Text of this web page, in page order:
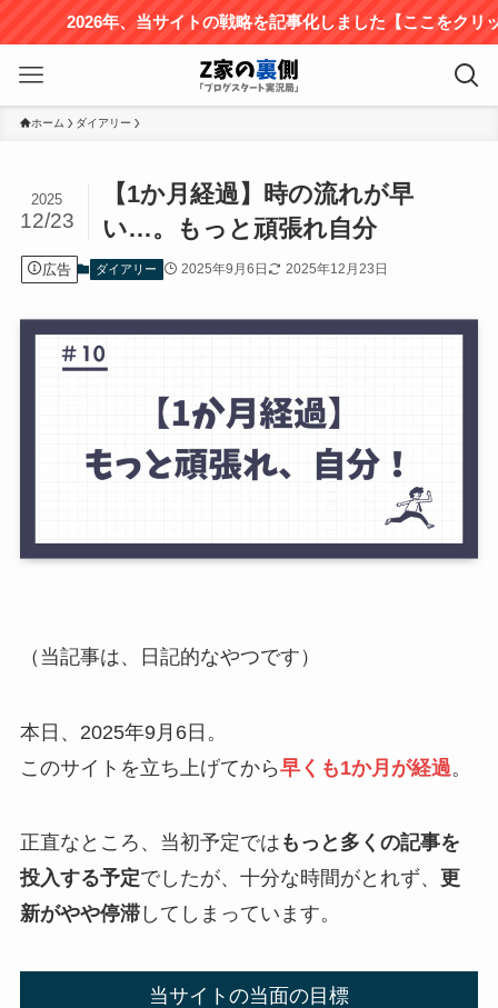
2026年、当サイトの戦略を記事化しました【ここをクリック
ホーム ダイアリー
【1か月経過】時の流れが早
い…。もっと頑張れ自分
2025
12/23
広告 ダイアリー 2025年9月6日 2025年12月23日
（当記事は、日記的なやつです）
本日、2025年9月6日。
このサイトを立ち上げてから早くも1か月が経過。
正直なところ、当初予定では もっと多くの記事を
投入する予定でしたが、十分な時間がとれず、 更
新がやや停滞してしまっています。
当サイトの当面の目標